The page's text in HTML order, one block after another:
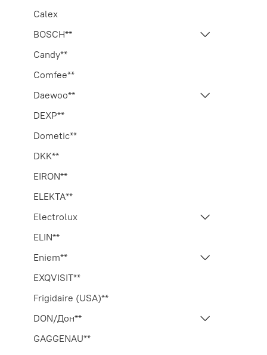
Calex
BOSCH**
Candy**
Comfee**
Daewoo**
DEXP**
Dometic**
DKK**
EIRON**
ELEKTA**
Electrolux
ELIN**
Eniem**
EXQVISIT**
Frigidaire (USA)**
DON/Дон**
GAGGENAU**